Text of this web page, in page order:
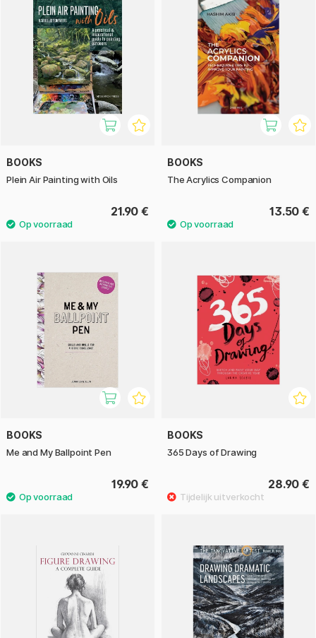
BOOKS
Plein Air Painting with Oils
21.90 €
BOOKS
The Acrylics Companion
13.50 €
BOOKS
Me and My Ballpoint Pen
19.90 €
BOOKS
365 Days of Drawing
28.90 €